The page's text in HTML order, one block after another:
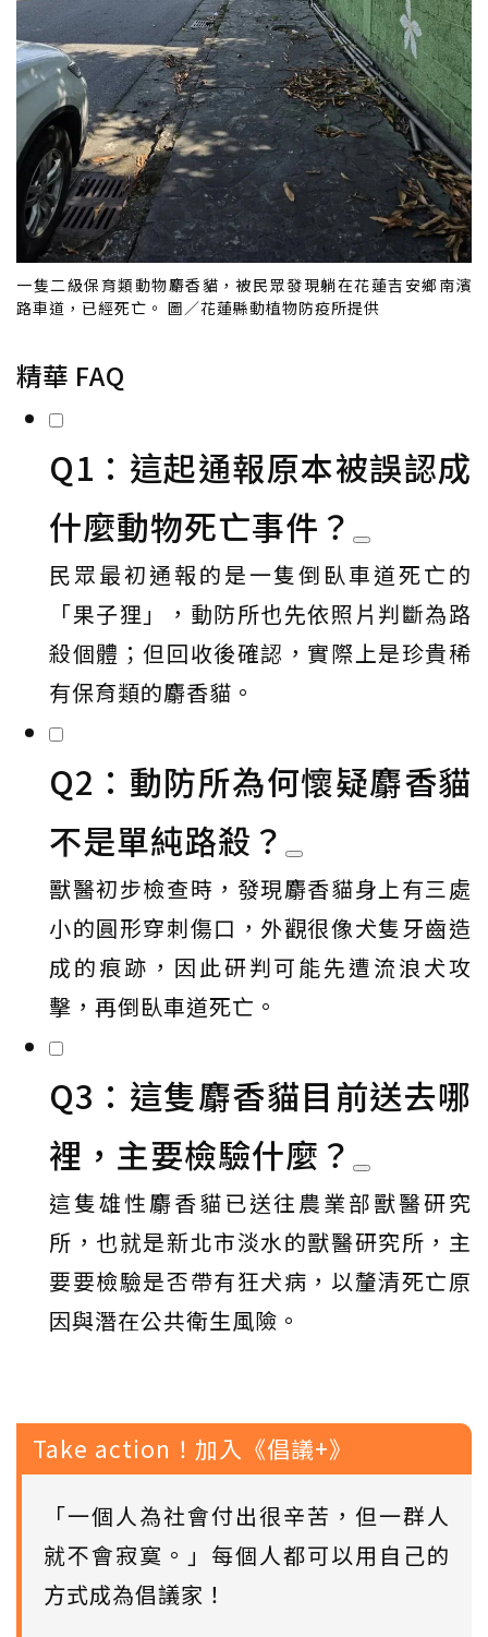
一隻二級保育類動物麝香貓，被民眾發現躺在花蓮吉安鄉南濱
路車道，已經死亡。 圖／花蓮縣動植物防疫所提供
精華 FAQ
Q1：這起通報原本被誤認成
什麼動物死亡事件？
民眾最初通報的是一隻倒臥車道死亡的
「果子狸」，動防所也先依照片判斷為路
殺個體；但回收後確認，實際上是珍貴稀
有保育類的麝香貓。
Q2：動防所為何懷疑麝香貓
不是單純路殺？
獸醫初步檢查時，發現麝香貓身上有三處
小的圓形穿刺傷口，外觀很像犬隻牙齒造
成的痕跡，因此研判可能先遭流浪犬攻
擊，再倒臥車道死亡。
Q3：這隻麝香貓目前送去哪
裡，主要檢驗什麼？
這隻雄性麝香貓已送往農業部獸醫研究
所，也就是新北市淡水的獸醫研究所，主
要要檢驗是否帶有狂犬病，以釐清死亡原
因與潛在公共衛生風險。
Take action！加入《倡議+》
「一個人為社會付出很辛苦，但一群人
就不會寂寞。」每個人都可以用自己的
方式成為倡議家！